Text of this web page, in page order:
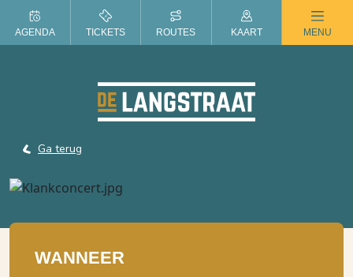
ZOMER IN DE LANGSTRAAT
Ga terug
WANNEER
AGENDA TICKETS ROUTES KAART MENU